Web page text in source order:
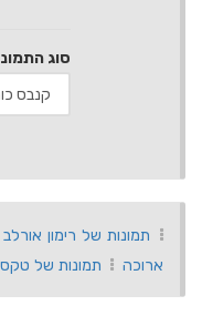
סוג
תמונות של רימון אורלב
ארוכה
תמונות של